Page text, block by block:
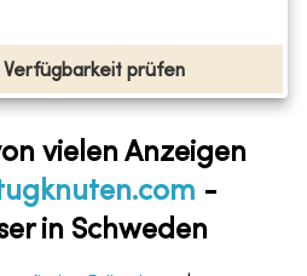
Verfügbarkeit prüfen
vielen Anzeigen
-
in Schweden